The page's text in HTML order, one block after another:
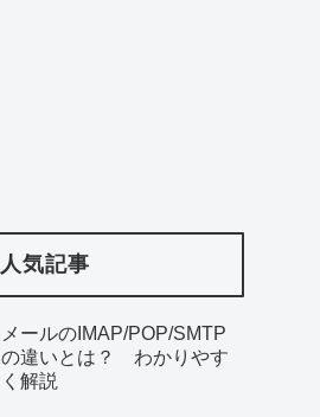
人気記事
メールのIMAP/POP/SMTP
の違いとは？ わかりやす
く解説